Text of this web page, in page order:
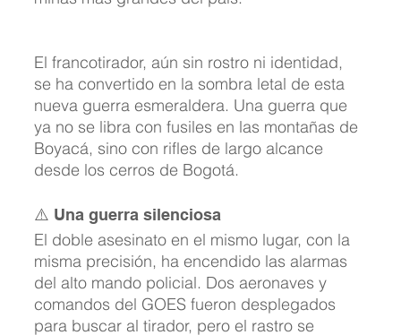
El francotirador, aún sin rostro ni identidad,
se ha convertido en la sombra letal de esta
nueva guerra esmeraldera. Una guerra que
ya no se libra con fusiles en las montañas de
Boyacá, sino con rifles de largo alcance
desde los cerros de Bogotá.
⚠️ Una guerra silenciosa
El doble asesinato en el mismo lugar, con la
misma precisión, ha encendido las alarmas
del alto mando policial. Dos aeronaves y
comandos del GOES fueron desplegados
para buscar al tirador, pero el rastro se